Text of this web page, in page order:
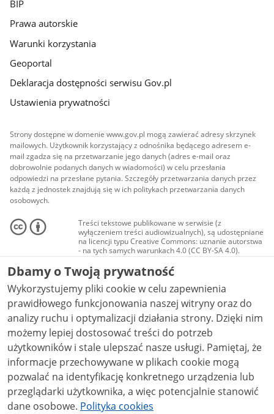
BIP
Prawa autorskie
Warunki korzystania
Geoportal
Deklaracja dostępności serwisu Gov.pl
Ustawienia prywatności
Strony dostępne w domenie www.gov.pl mogą zawierać adresy skrzynek
mailowych. Użytkownik korzystający z odnośnika będącego adresem e-
mail zgadza się na przetwarzanie jego danych (adres e-mail oraz
dobrowolnie podanych danych w wiadomości) w celu przesłania
odpowiedzi na przesłane pytania. Szczegóły przetwarzania danych przez
każdą z jednostek znajdują się w ich politykach przetwarzania danych
osobowych.
Treści tekstowe publikowane w serwisie (z
wyłączeniem treści audiowizualnych), są udostępniane
na licencji typu Creative Commons: uznanie autorstwa
- na tych samych warunkach 4.0 (CC BY-SA 4.0).
Materiały audiowizualne, w tym zdjęcia, materiały
audio i wideo, są udostępniane na licencji typu
Creative Commons: uznanie autorstwa użycie
niekomercyjne - bez utworów zależnych 4.0 (CC BY-
NC-ND 4.0), o ile nie jest to stwierdzone inaczej.
Dbamy o Twoją prywatność
Wykorzystujemy pliki cookie w celu zapewnienia
prawidłowego funkcjonowania naszej witryny oraz do
analizy ruchu i optymalizacji działania strony. Dzięki nim
możemy lepiej dostosować treści do potrzeb
użytkowników i stale ulepszać nasze usługi. Pamiętaj, że
informacje przechowywane w plikach cookie mogą
pozwalać na identyfikację konkretnego urządzenia lub
przeglądarki użytkownika, a więc potencjalnie stanowić
dane osobowe. Polityka cookies